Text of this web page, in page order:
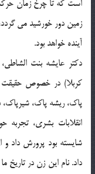
است که تا چرخ زمان
زمين دور خورشيد مي
آينده خواهد بود.
دکتر عايشه بنت
کربلا) در خصوص
پاک، ريشه پاک،
انقلابات بشري،
شايسته بود پرورش داد و
داد. نام اين زن در تاريخ